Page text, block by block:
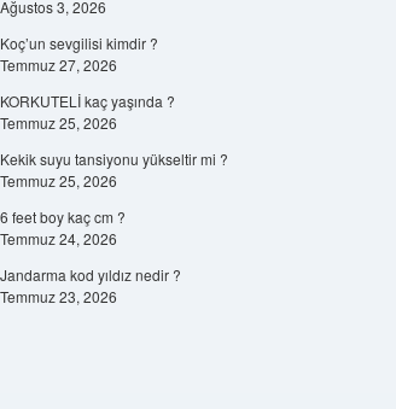
Ağustos 3, 2026
Koç’un sevgilisi kimdir ?
Temmuz 27, 2026
KORKUTELİ kaç yaşında ?
Temmuz 25, 2026
Kekik suyu tansiyonu yükseltir mi ?
Temmuz 25, 2026
6 feet boy kaç cm ?
Temmuz 24, 2026
Jandarma kod yıldız nedir ?
Temmuz 23, 2026